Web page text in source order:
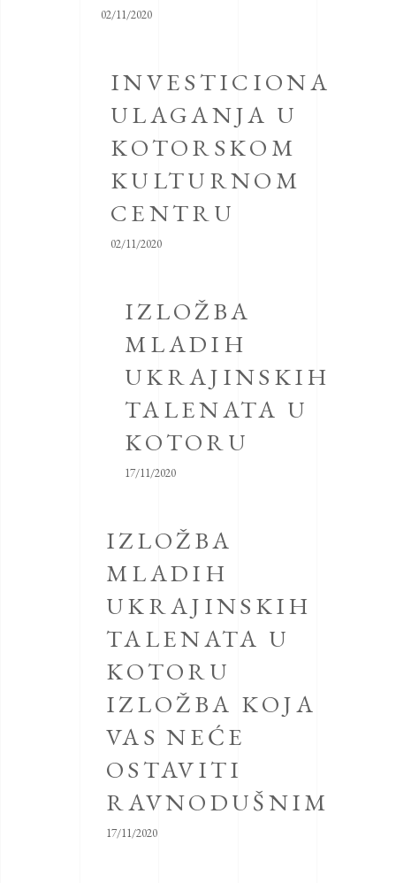
02/11/2020
INVESTICIONA
ULAGANJA U
KOTORSKOM
KULTURNOM
CENTRU
02/11/2020
IZLOŽBA
MLADIH
UKRAJINSKIH
TALENATA U
KOTORU
17/11/2020
IZLOŽBA
MLADIH
UKRAJINSKIH
TALENATA U
KOTORU
IZLOŽBA KOJA
VAS NEĆE
OSTAVITI
RAVNODUŠNIM
17/11/2020